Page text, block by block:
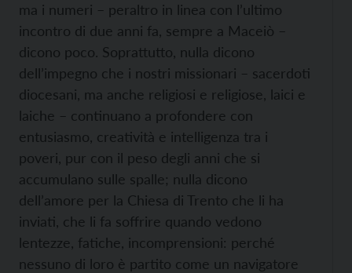
ma i numeri – peraltro in linea con l’ultimo
incontro di due anni fa, sempre a Maceiò –
dicono poco. Soprattutto, nulla dicono
dell’impegno che i nostri missionari – sacerdoti
diocesani, ma anche religiosi e religiose, laici e
laiche – continuano a profondere con
entusiasmo, creatività e intelligenza tra i
poveri, pur con il peso degli anni che si
accumulano sulle spalle; nulla dicono
dell’amore per la Chiesa di Trento che li ha
inviati, che li fa soffrire quando vedono
lentezze, fatiche, incomprensioni: perché
nessuno di loro è partito come un navigatore